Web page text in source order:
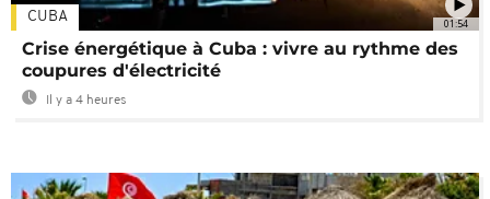
01:54
CUBA
Crise énergétique à Cuba : vivre au rythme des
coupures d'électricité
Il y a 4 heures